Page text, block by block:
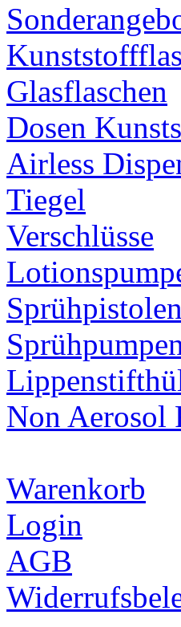
Glasflaschen
Dosen
Airless
Tiegel
Verschlüsse
Non Aerosol
Warenkorb
Login
AGB